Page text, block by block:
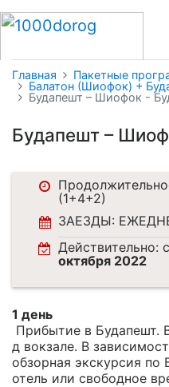
Главная Пакетные
Балатон (Шиофок) +
Будапешт – Шиофок -
Будапешт –
(1+4+2)
ЗАЕЗДЫ:
Действительно:
октября 2022
1 день
Прибытие в Будапешт.
д вокзале. В
обзорная экскурсия по
отель или свободное